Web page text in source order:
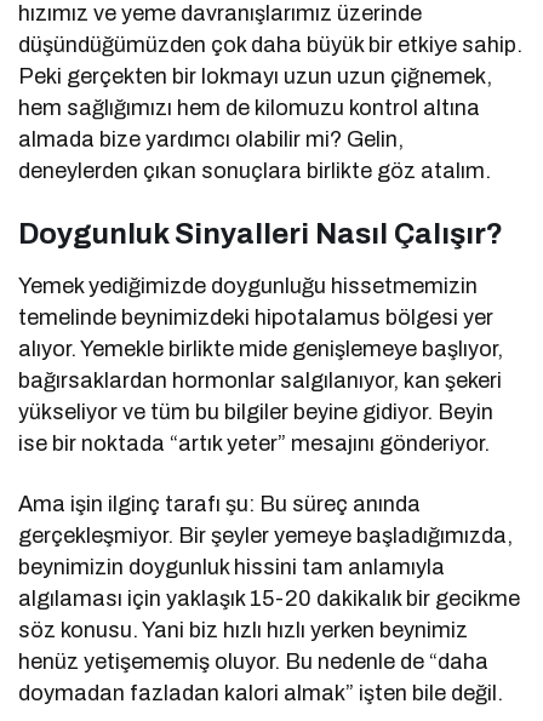
hızımız ve yeme davranışlarımız üzerinde
düşündüğümüzden çok daha büyük bir etkiye sahip.
Peki gerçekten bir lokmayı uzun uzun çiğnemek,
hem sağlığımızı hem de kilomuzu kontrol altına
almada bize yardımcı olabilir mi? Gelin,
deneylerden çıkan sonuçlara birlikte göz atalım.
Doygunluk Sinyalleri Nasıl Çalışır?
Yemek yediğimizde doygunluğu hissetmemizin
temelinde beynimizdeki hipotalamus bölgesi yer
alıyor. Yemekle birlikte mide genişlemeye başlıyor,
bağırsaklardan hormonlar salgılanıyor, kan şekeri
yükseliyor ve tüm bu bilgiler beyine gidiyor. Beyin
ise bir noktada “artık yeter” mesajını gönderiyor.
Ama işin ilginç tarafı şu: Bu süreç anında
gerçekleşmiyor. Bir şeyler yemeye başladığımızda,
beynimizin doygunluk hissini tam anlamıyla
algılaması için yaklaşık 15-20 dakikalık bir gecikme
söz konusu. Yani biz hızlı hızlı yerken beynimiz
henüz yetişememiş oluyor. Bu nedenle de “daha
doymadan fazladan kalori almak” işten bile değil.